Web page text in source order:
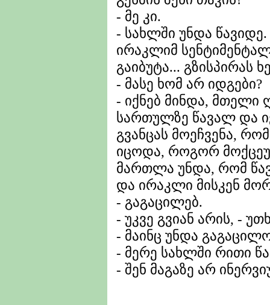
- მე კი.
- სახლში უნდა წავიდე.
ირაკლიმ
გაიბუტა... გზისპირას
- მასე ხომ არ იდგები?
- იქნებ მინდა, მთელი
სართულზე წავალ და
გვანცას მოეჩვენა,
იცოდა, როგორ
მართლა უნდა, რომ
და ირაკლი მისკენ
- გაგაცილებ.
- უკვე გვიან არის, -
- მაინც უნდა
- მერე სახლში რითი
- შენ მაგაზე არ